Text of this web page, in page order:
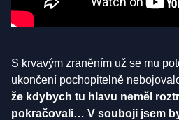
S krvavým zraněním už se mu
ukončení pochopitelně
že kdybych tu hlavu neměl
pokračovali… V souboji jsem